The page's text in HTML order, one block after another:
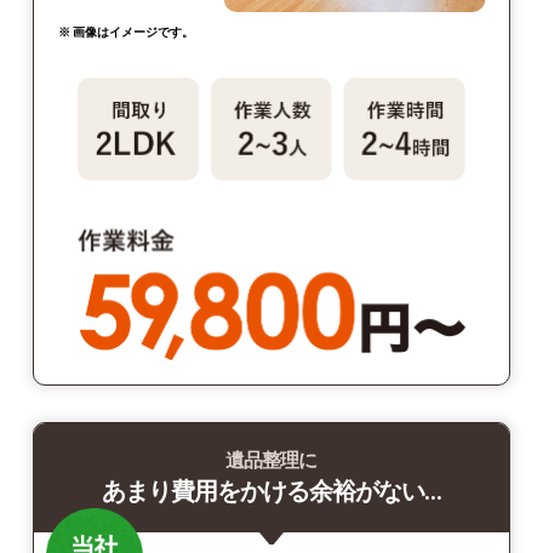
※ 画像はイメージです。
遺品整理に
あまり費用をかける余裕がない…